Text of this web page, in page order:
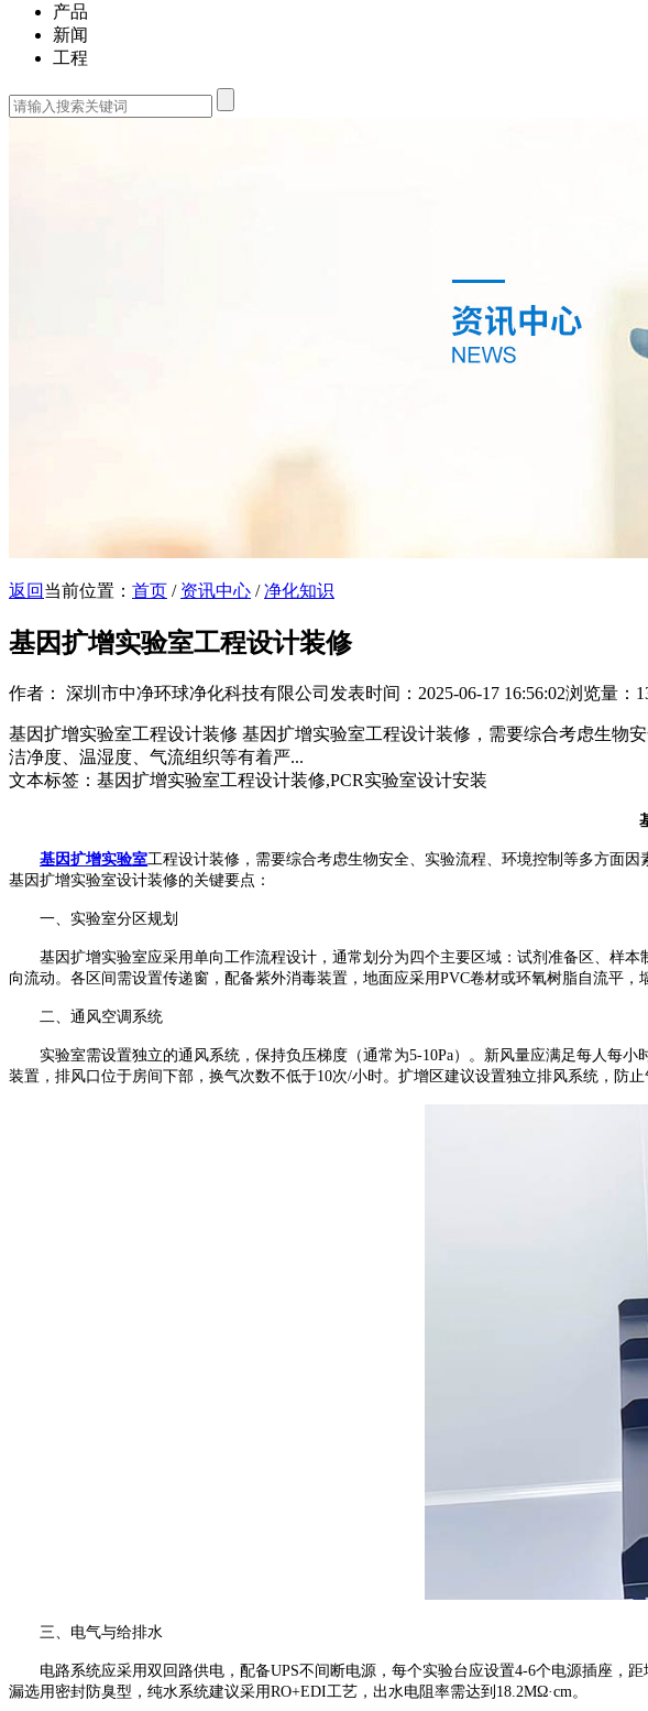
产品
新闻
工程
返回 当前位置： 首页 / 资讯中心 /净化知识
基因扩增实验室工程设计装修
作者： 深圳市中净环球净化科技有限公司 发表时间：2025-06-17 16:56:02浏览量：
基因扩增实验室工程设计装修 基因扩增实验室工程设计装修，需要综合考虑生物
洁净度、温湿度、气流组织等有着严...
文本标签：基因扩增实验室工程设计装修,PCR实验室设计安装
基因扩增实验室工程设计装修，需要综合考虑生物安全、实验流程、环境控制等多方面因
基因扩增实验室设计装修的关键要点：
一、实验室分区规划
基因扩增实验室应采用单向工作流程设计，通常划分为四个主要区域：试剂准备区、样本
向流动。各区间需设置传递窗，配备紫外消毒装置 ， 地面应采用PVC卷材或环氧树脂自流平，
二、通风空调系统
实验室需设置独立的通风系统，保持负压梯度（通常为5-10Pa）。新风量应满足每人每小
装置，排风口位于房间下部，换气次数不低于10次/小时。扩增区建议设置独立排风系统，防止
三、电气与给排水
电路系统应采用双回路供电，配备UPS不间断电源 ， 每个实验台应设置4-6个电源插座，距
漏选用密封防臭型， 纯水系统建议采用RO+EDI工艺，出水电阻率需达到 18.2MΩ·cm 。